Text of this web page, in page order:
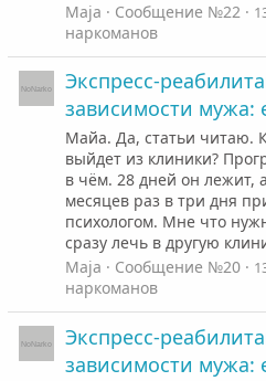
Maja
Сообщение №22
наркоманов
Экспресс-
зависимости мужа:
Майа. Да, статьи читаю.
выйдет из клиники?
в чём. 28 дней он лежит,
месяцев раз в три дня
психологом. Мне что
сразу лечь в другую
Maja
Сообщение №20
наркоманов
Экспресс-
зависимости мужа: